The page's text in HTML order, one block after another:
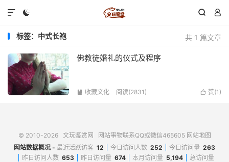
  

共 1 篇文章
标签：中式长袍
佛教徒婚礼的仪式及程序
 赞(1 )
 收藏文化 阅读(2831)
© 2010-2026 文玩鉴赏网 网站事物联系QQ或微信465605 网站地图
网站数据概况 - 最近活跃访客 12 今日访问人数 252 今日访问量 263
昨日访问人数 653 昨日访问量 674 本月访问量 5,194
总访问量